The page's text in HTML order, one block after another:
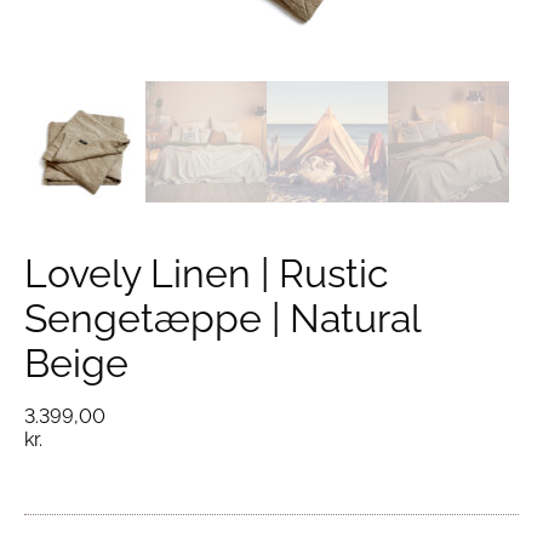
Lovely Linen | Rustic
Sengetæppe | Natural
Beige
3.399,00
kr.